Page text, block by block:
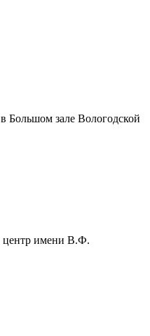
Большом зале Вологодской
центр имени В.Ф.